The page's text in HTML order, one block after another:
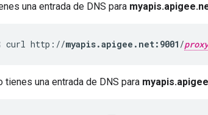
una entrada de DNS para
curl http://myapis.apigee.net:9001 /
tienes una entrada de DNS para